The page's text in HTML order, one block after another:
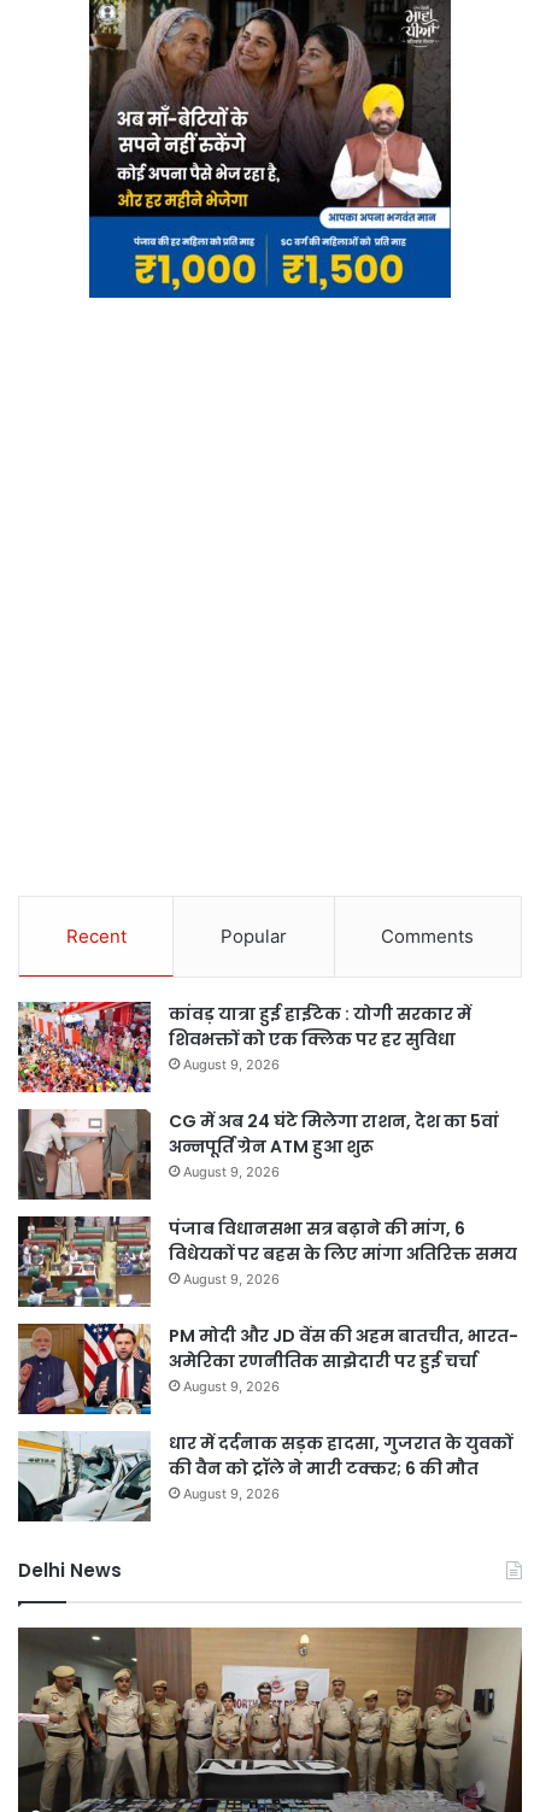
Recent Popular Comments
कांवड़ यात्रा हुई हाईटेक : योगी सरकार में
शिवभक्तों को एक क्लिक पर हर सुविधा
August 9, 2026
CG में अब 24 घंटे मिलेगा राशन, देश का 5वां
अन्नपूर्ति ग्रेन ATM हुआ शुरू
August 9, 2026
पंजाब विधानसभा सत्र बढ़ाने की मांग, 6
विधेयकों पर बहस के लिए मांगा अतिरिक्त समय
August 9, 2026
PM मोदी और JD वेंस की अहम बातचीत, भारत-
अमेरिका रणनीतिक साझेदारी पर हुई चर्चा
August 9, 2026
धार में दर्दनाक सड़क हादसा, गुजरात के युवकों
की वैन को ट्रॉले ने मारी टक्कर; 6 की मौत
August 9, 2026
Delhi News
ऑपरेशन
प्रहार,
72